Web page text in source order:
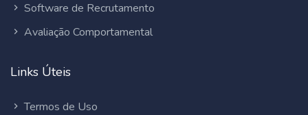
Software de Recrutamento
Avaliação Comportamental
Links Úteis
Termos de Uso